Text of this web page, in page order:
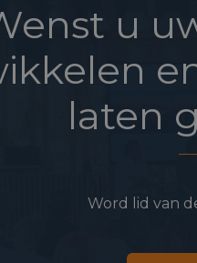
u
laten
Word lid van